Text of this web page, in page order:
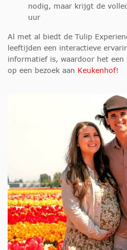
nodig, maar krijgt de
uur
Al met al biedt de Tulip
leeftijden een interactieve
informatief is, waardoor het een
op een bezoek aan Keukenhof!